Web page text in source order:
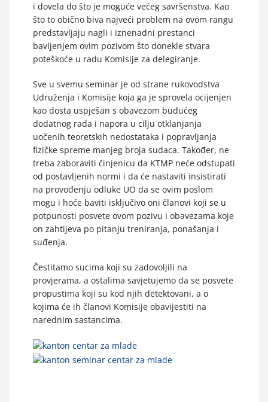
i dovela do što je moguće većeg savršenstva. Kao
što to obično biva najveći problem na ovom rangu
predstavljaju nagli i iznenadni prestanci
bavljenjem ovim pozivom što donekle stvara
poteškoće u radu Komisije za delegiranje.
Sve u svemu seminar je od strane rukovodstva
Udruženja i Komisije koja ga je sprovela ocijenjen
kao dosta uspješan s obavezom budućeg
dodatnog rada i napora u cilju otklanjanja
uočenih teoretskih nedostataka i popravljanja
fizičke spreme manjeg broja sudaca. Također, ne
treba zaboraviti činjenicu da KTMP neće odstupati
od postavljenih normi i da će nastaviti insistirati
na provođenju odluke UO da se ovim poslom
mogu i hoće baviti isključivo oni članovi koji se u
potpunosti posvete ovom pozivu i obavezama koje
on zahtijeva po pitanju treniranja, ponašanja i
suđenja.
Čestitamo sucima koji su zadovoljili na
provjerama, a ostalima savjetujemo da se posvete
propustima koji su kod njih detektovani, a o
kojima će ih članovi Komisije obavijestiti na
narednim sastancima.